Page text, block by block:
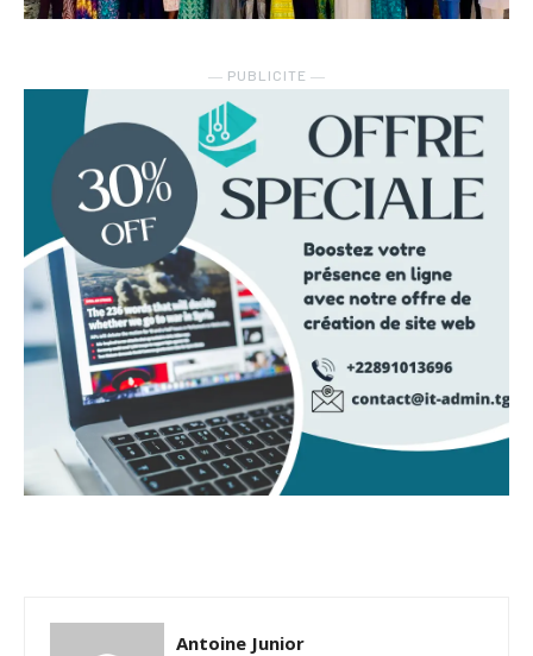
― PUBLICITE ―
Antoine Junior